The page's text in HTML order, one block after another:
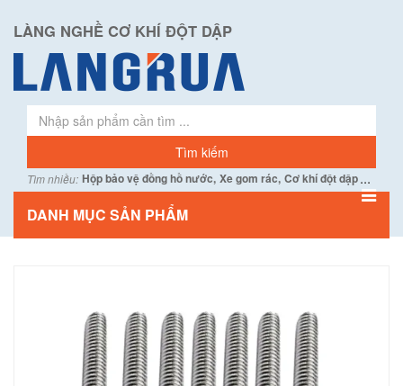
LÀNG NGHỀ CƠ KHÍ ĐỘT DẬP
Tìm nhiều: Hộp bảo vệ đồng hồ nước, Xe gom rác, Cơ khí đột dập...
DANH MỤC SẢN PHẨM